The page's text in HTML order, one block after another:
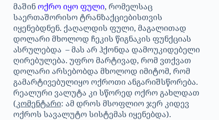
მაშინ ოქრო იყო ფული, რომელსაც
საერთაშორისო ტრანზაქციებისთვის
იყენებდნენ. ქაღალდის ფული, მაგალითად
დოლარი მხოლოდ ჩეკის წიგნაკის ფუნქციას
ასრულებდა – მას არ ჰქონდა დამოუკიდებელი
ღირებულება. უფრო მარტივად, რომ ვთქვათ
დოლარი არსებობდა მხოლოდ იმიტომ, რომ
გამარტივებულიყო ოქროთი ანგარიშსწორება.
რეალური ვალუტა კი სწორედ ოქრო გახლდათ
(კომენტარი: ამ დროს მსოფლიო ჯერ კიდევ
ოქროს სავალუტო სისტემას იყენებდა).